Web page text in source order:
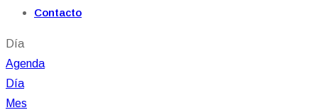
Contacto
Día
Agenda
Día
Mes